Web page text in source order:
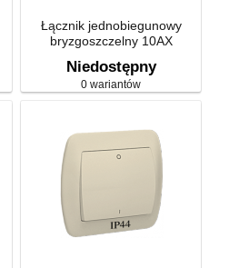
Łącznik jednobiegunowy
bryzgoszczelny 10AX
Niedostępny
0 wariantów